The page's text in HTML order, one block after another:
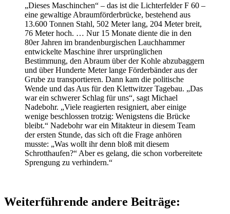
„Dieses Maschinchen“ – das ist die Lichterfelder F 60 –
eine gewaltige Abraumförderbrücke, bestehend aus
13.600 Tonnen Stahl, 502 Meter lang, 204 Meter breit,
76 Meter hoch. … Nur 15 Monate diente die in den
80er Jahren im brandenburgischen Lauchhammer
entwickelte Maschine ihrer ursprünglichen
Bestimmung, den Abraum über der Kohle abzubaggern
und über Hunderte Meter lange Förderbänder aus der
Grube zu transportieren. Dann kam die politische
Wende und das Aus für den Klettwitzer Tagebau. „Das
war ein schwerer Schlag für uns“, sagt Michael
Nadebohr. „Viele reagierten resigniert, aber einige
wenige beschlossen trotzig: Wenigstens die Brücke
bleibt.“ Nadebohr war ein Mitakteur in diesem Team
der ersten Stunde, das sich oft die Frage anhören
musste: „Was wollt ihr denn bloß mit diesem
Schrotthaufen?“ Aber es gelang, die schon vorbereitete
Sprengung zu verhindern.“
Weiterführende andere Beiträge: